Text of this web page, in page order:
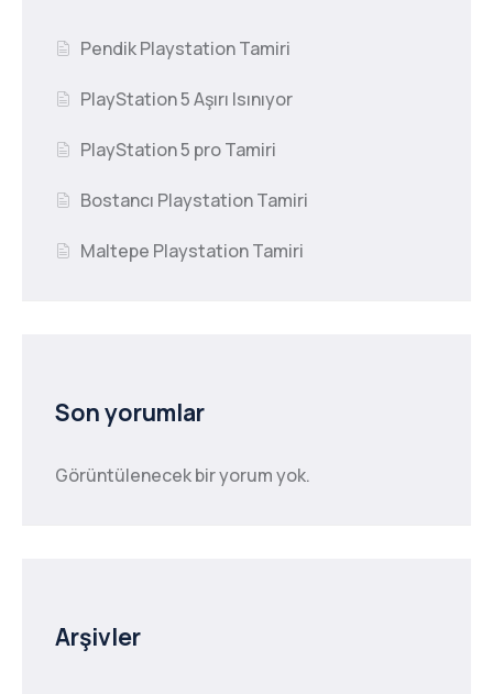
Pendik Playstation Tamiri
PlayStation 5 Aşırı Isınıyor
PlayStation 5 pro Tamiri
Bostancı Playstation Tamiri
Maltepe Playstation Tamiri
Son yorumlar
Görüntülenecek bir yorum yok.
Arşivler